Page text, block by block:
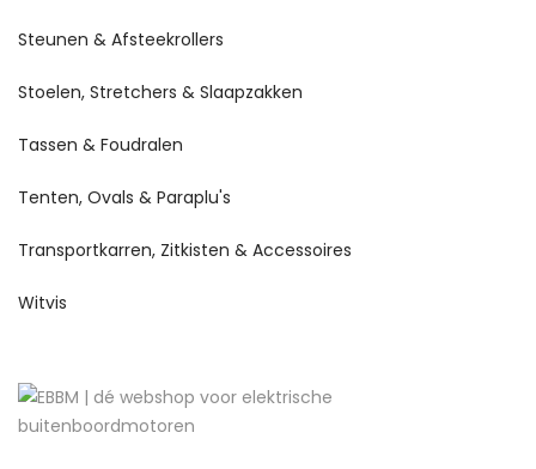
Steunen & Afsteekrollers
Stoelen, Stretchers & Slaapzakken
Tassen & Foudralen
Tenten, Ovals & Paraplu's
Transportkarren, Zitkisten & Accessoires
Witvis